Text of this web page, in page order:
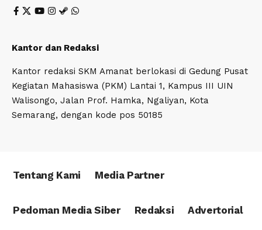
Kantor dan Redaksi
Kantor redaksi SKM Amanat berlokasi di Gedung Pusat
Kegiatan Mahasiswa (PKM) Lantai 1, Kampus III UIN
Walisongo, Jalan Prof. Hamka, Ngaliyan, Kota
Semarang, dengan kode pos 50185
Tentang Kami Media Partner
Pedoman Media Siber Redaksi Advertorial